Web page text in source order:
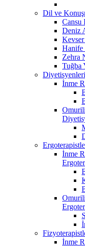
Dil ve
Cansu
Deniz
Hanife
Zehra
İnme
İnme
İnme